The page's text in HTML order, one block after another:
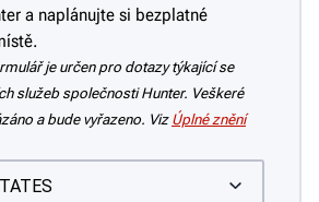
a naplánujte si bezplatné
je určen pro dotazy týkající se
služeb společnosti Hunter. Veškeré
a bude vyřazeno. Viz Úplné znění